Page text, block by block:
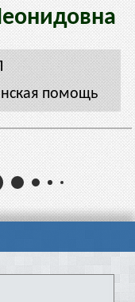
помощь